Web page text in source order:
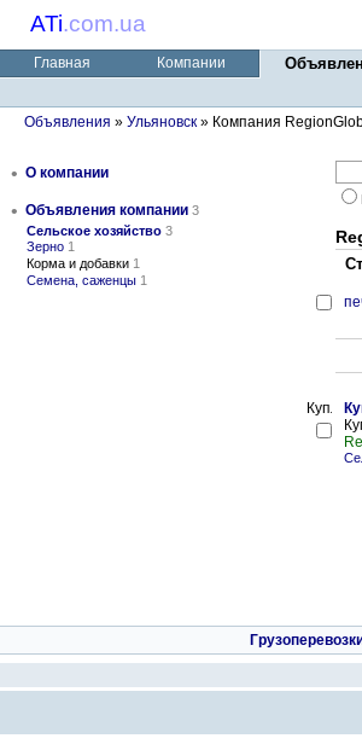
ATi.com.ua
Главная Компании
Объявления » Ульяновск » Компания
• О компании
• Объявления компании 3
Сельское хозяйство 3
Зерно 1
Корма и добавки 1
Семена, саженцы 1